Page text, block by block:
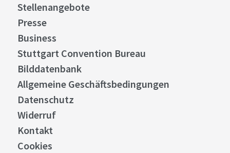
Stellenangebote
Presse
Business
Stuttgart Convention Bureau
Bilddatenbank
Allgemeine Geschäftsbedingungen
Datenschutz
Widerruf
Kontakt
Cookies